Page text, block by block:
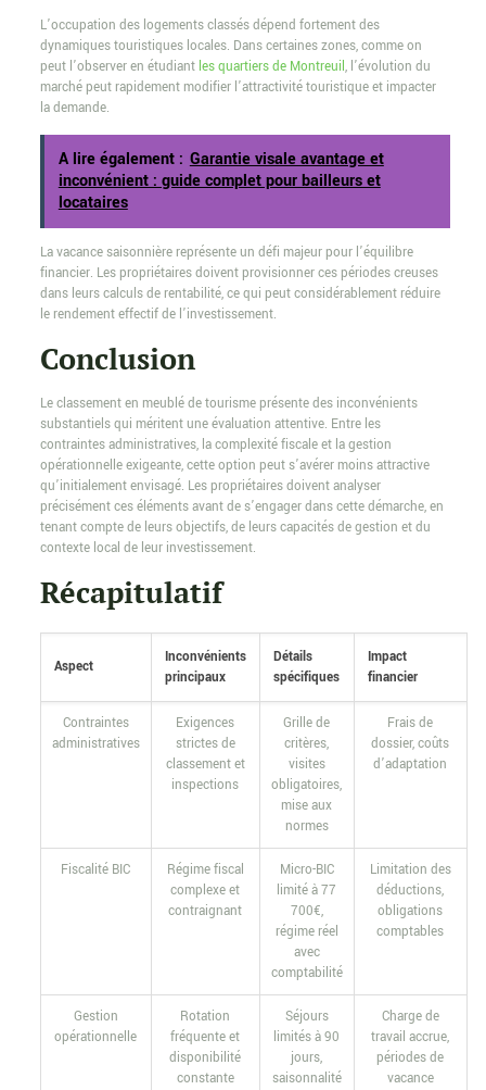
L’occupation des logements classés dépend fortement des
dynamiques touristiques locales. Dans certaines zones, comme on
peut l’observer en étudiant les quartiers de Montreuil, l’évolution du
marché peut rapidement modifier l’attractivité touristique et impacter
la demande.
A lire également : Garantie visale avantage et
inconvénient : guide complet pour bailleurs et
locataires
La vacance saisonnière représente un défi majeur pour l’équilibre
financier. Les propriétaires doivent provisionner ces périodes creuses
dans leurs calculs de rentabilité, ce qui peut considérablement réduire
le rendement effectif de l’investissement.
Conclusion
Le classement en meublé de tourisme présente des inconvénients
substantiels qui méritent une évaluation attentive. Entre les
contraintes administratives, la complexité fiscale et la gestion
opérationnelle exigeante, cette option peut s’avérer moins attractive
qu’initialement envisagé. Les propriétaires doivent analyser
précisément ces éléments avant de s’engager dans cette démarche, en
tenant compte de leurs objectifs, de leurs capacités de gestion et du
contexte local de leur investissement.
Récapitulatif
Aspect
Inconvénients
principaux
Détails
spécifiques
Impact
financier
Contraintes
administratives
Exigences
strictes de
classement et
inspections
Grille de
critères,
visites
obligatoires,
mise aux
normes
Frais de
dossier, coûts
d’adaptation
Fiscalité BIC
Régime fiscal
complexe et
contraignant
Micro-BIC
limité à 77
700€,
régime réel
avec
comptabilité
Limitation des
déductions,
obligations
comptables
Gestion
opérationnelle
Rotation
fréquente et
disponibilité
constante
Séjours
limités à 90
jours,
saisonnalité
Charge de
travail accrue,
périodes de
vacance